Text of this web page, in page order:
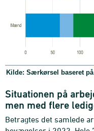
Kilde: Særkørsel baseret på
Situationen på
men med flere
Betragtes det samlede